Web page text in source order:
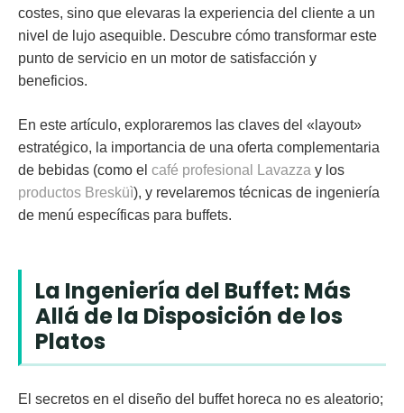
costes, sino que elevaras la experiencia del cliente a un
nivel de lujo asequible. Descubre cómo transformar este
punto de servicio en un motor de satisfacción y
beneficios.
En este artículo, exploraremos las claves del «layout»
estratégico, la importancia de una oferta complementaria
de bebidas (como el café profesional Lavazza y los
productos Bresküì), y revelaremos técnicas de ingeniería
de menú específicas para buffets.
La Ingeniería del Buffet: Más
Allá de la Disposición de los
Platos
El secretos en el diseño del buffet horeca no es aleatorio;